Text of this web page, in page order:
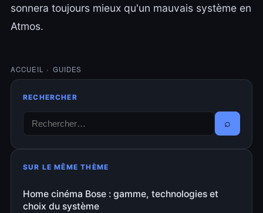
sonnera toujours mieux qu'un mauvais système en
Atmos.
ACCUEIL › GUIDES
RECHERCHER
⌕
SUR LE MÊME THÈME
Home cinéma Bose : gamme, technologies et
choix du système